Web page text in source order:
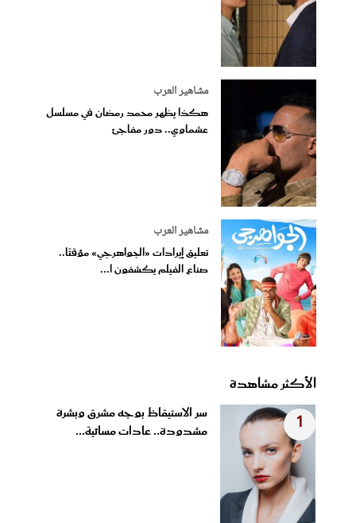
مشاهير العرب
هكذا يظهر محمد رمضان في مسلسل
عشماوي.. دور مفاجئ
مشاهير العرب
تعليق إيرادات «الجواهرجي» مؤقتًا..
صناع الفيلم يكشفون ا...
الأكثر مشاهدة
1
سر الاستيقاظ بوجه مشرق وبشرة
مشدودة.. عادات مسائية...